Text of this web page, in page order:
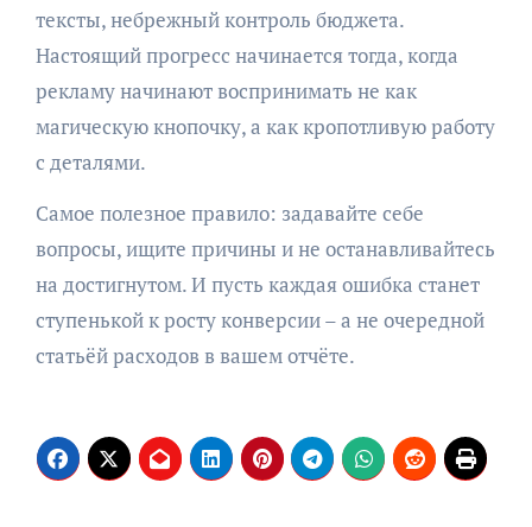
тексты, небрежный контроль бюджета.
Настоящий прогресс начинается тогда, когда
рекламу начинают воспринимать не как
магическую кнопочку, а как кропотливую работу
с деталями.
Самое полезное правило: задавайте себе
вопросы, ищите причины и не останавливайтесь
на достигнутом. И пусть каждая ошибка станет
ступенькой к росту конверсии – а не очередной
статьёй расходов в вашем отчёте.